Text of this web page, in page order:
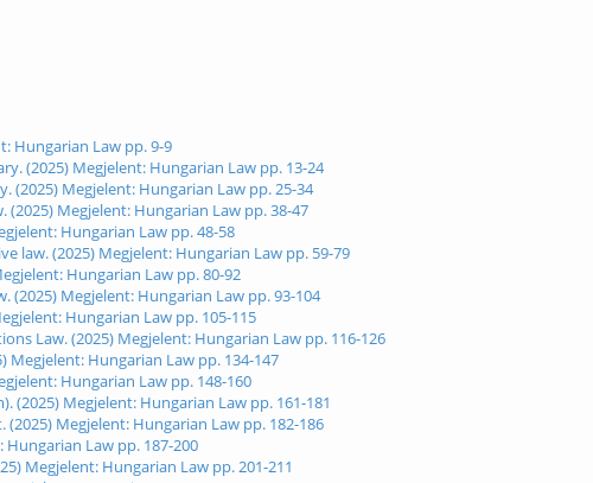
Hungarian Law pp. 9-9
(2025) Megjelent: Hungarian Law pp. 13-24
(2025) Megjelent: Hungarian Law pp. 25-34
Megjelent: Hungarian Law pp. 38-47
Hungarian Law pp. 48-58
law. (2025) Megjelent: Hungarian Law pp. 59-79
Hungarian Law pp. 80-92
(2025) Megjelent: Hungarian Law pp. 93-104
Hungarian Law pp. 105-115
Law. (2025) Megjelent: Hungarian Law pp. 116-126
Megjelent: Hungarian Law pp. 134-147
Hungarian Law pp. 148-160
(2025) Megjelent: Hungarian Law pp. 161-181
(2025) Megjelent: Hungarian Law pp. 182-186
Law pp. 187-200
Megjelent: Hungarian Law pp. 201-211